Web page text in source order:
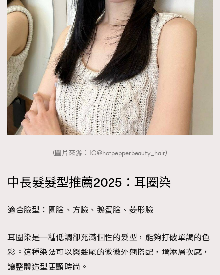
（圖片來源：IG@hotpepperbeauty_hair）
中長髮髮型推薦2025：耳圈染
適合臉型：圓臉、方臉、鵝蛋臉、菱形臉
耳圈染是一種低調卻充滿個性的髮型，能夠打破單調的色
彩。這種染法可以與髮尾的微微外翹搭配，增添層次感，
讓整體造型更顯時尚。